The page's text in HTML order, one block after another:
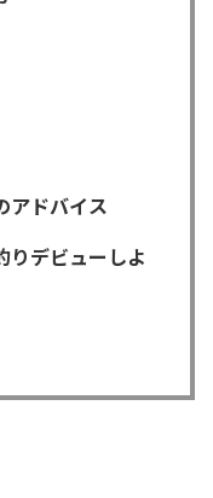
アドバイス
りデビューしよ